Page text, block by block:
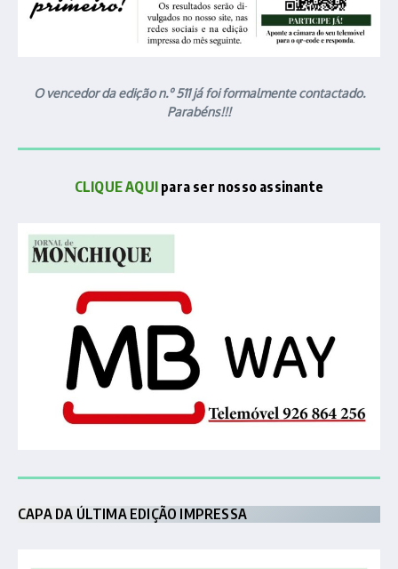
O vencedor da edição n.º 511 já foi formalmente contactado.
Parabéns!!!
CLIQUE AQUI para ser nosso assinante
CAPA DA ÚLTIMA EDIÇÃO IMPRESSA